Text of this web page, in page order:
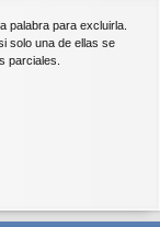
palabra para excluirla.
solo una de ellas se
parciales.